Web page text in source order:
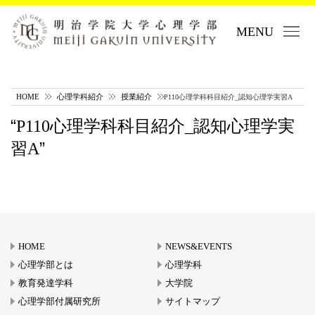
MENU
HOME 心理学科紹介 授業紹介 P110心理学科科目紹介_認知心理学実習A
P110心理学科科目紹介_認知心理学実
習A
HOME
NEWS&EVENTS
心理学部とは
心理学科
教育発達学科
大学院
心理学部付属研究所
サイトマップ